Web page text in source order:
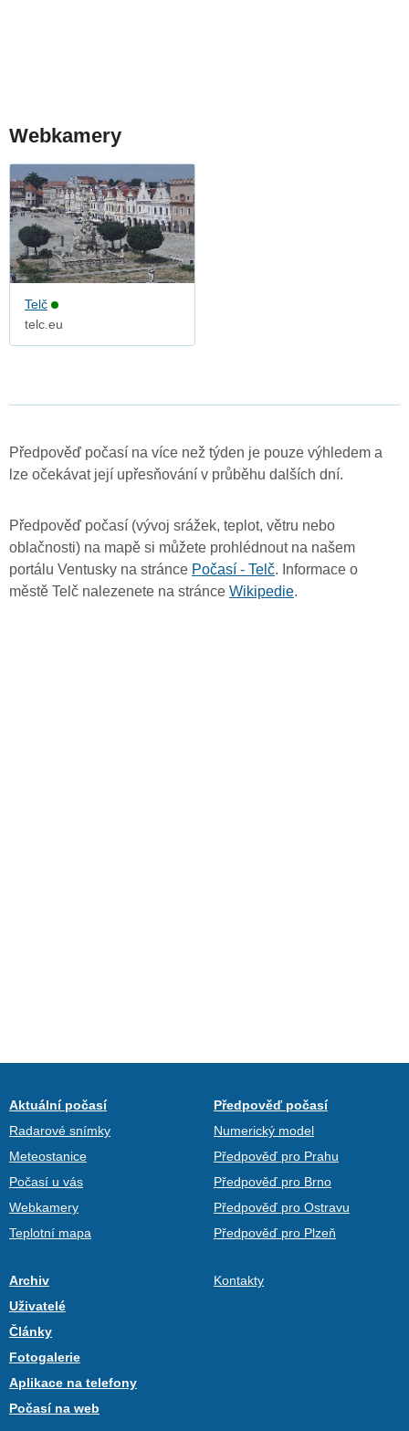
Webkamery
Telč
telc.eu
Předpověď počasí na více než týden je pouze výhledem a
lze očekávat její upřesňování v průběhu dalších dní.
Předpověď počasí (vývoj srážek, teplot, větru nebo
oblačnosti) na mapě si můžete prohlédnout na našem
portálu Ventusky na stránce Počasí - Telč. Informace o
městě Telč nalezenete na stránce Wikipedie.
Aktuální počasí
Radarové snímky
Meteostanice
Počasí u vás
Webkamery
Teplotní mapa
Předpověď počasí
Numerický model
Předpověď pro Prahu
Předpověď pro Brno
Předpověď pro Ostravu
Předpověď pro Plzeň
Archiv
Uživatelé
Články
Fotogalerie
Aplikace na telefony
Počasí na web
Kontakty